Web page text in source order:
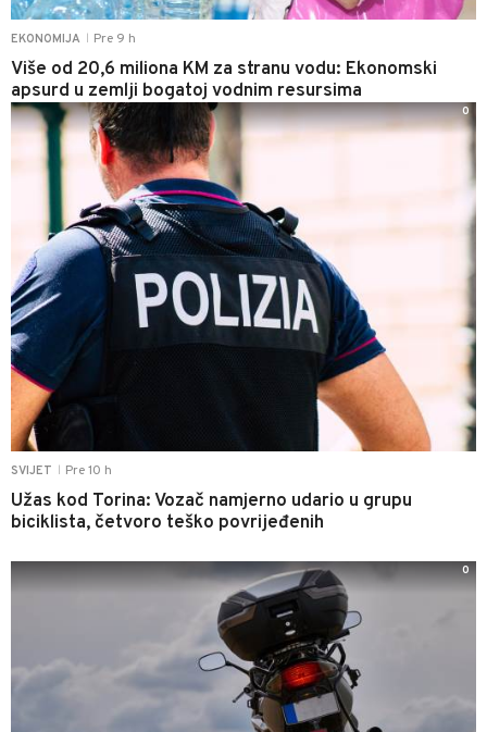
EKONOMIJA Pre 9 h
Više od 20,6 miliona KM za stranu vodu: Ekonomski
apsurd u zemlji bogatoj vodnim resursima
SVIJET Pre 10 h
Užas kod Torina: Vozač namjerno udario u grupu
biciklista, četvoro teško povrijeđenih
0
0